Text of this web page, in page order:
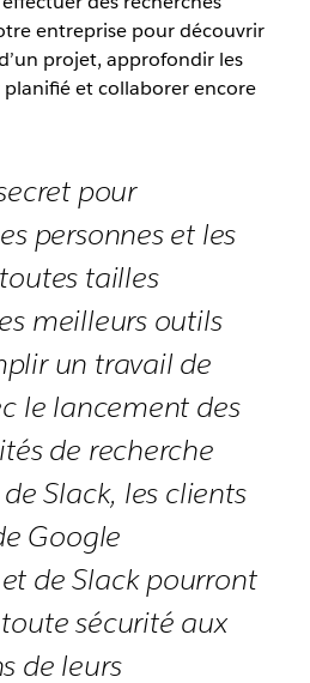
entreprise pour découvrir
projet, approfondir les
et collaborer encore
pour
personnes et les
tailles
meilleurs outils
un travail de
le lancement des
de recherche
de Slack, les clients
Google
de Slack pourront
sécurité aux
de leurs